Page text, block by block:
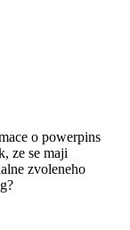
o powerpins
ze se maji
zvoleneho